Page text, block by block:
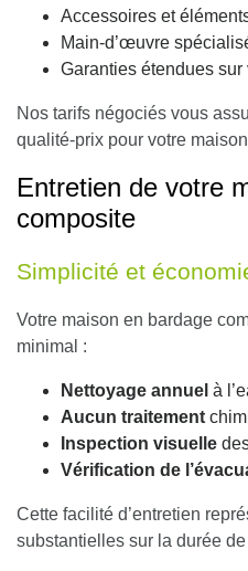
Accessoires et
Main-d’œuvre
Garanties étendues sur
Nos tarifs négociés vous
qualité-prix pour votre
Entretien de votre
composite
Simplicité et
Votre maison en bardage
minimal :
Nettoyage annuel à
Aucun traitement
Inspection visuelle
Vérification de
Cette facilité d’entretien
substantielles sur la durée